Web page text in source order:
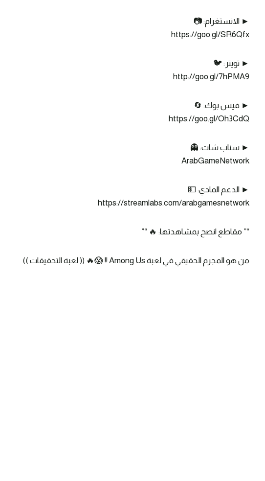
► الانستغرام: 📷
https://goo.gl/SR6Qfx
► تويتر: 🐦
http://goo.gl/7hPMA9
► فيس بوك: 🔄
https://goo.gl/Oh3CdQ
► سناب شات: 👻
ArabGameNetwork
► الدعم المادي: 💵
https://streamlabs.com/arabgamesnetwork
“” مقاطع انصح بمشاهدتها: 🔥 “”
من هو المجرم الحقيقي في لعبة Among Us !! 😱🔥 (( لعبة التحقيقات ))